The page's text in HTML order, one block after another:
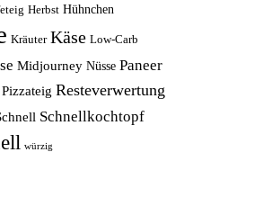
Herbst Hühnchen
Kräuter Käse Low-Carb
Midjourney Nüsse Paneer
Pizzateig Resteverwertung
Schnellkochtopf
würzig